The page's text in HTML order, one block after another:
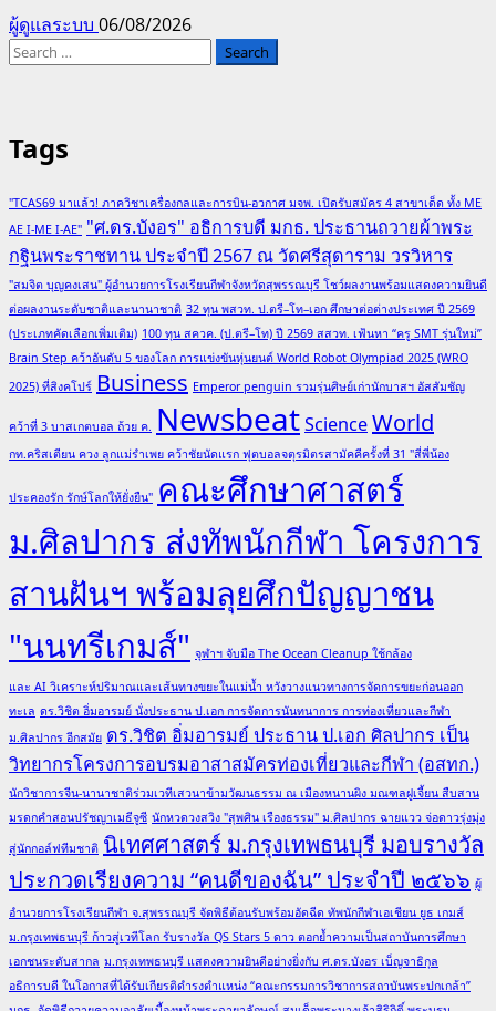
ผู้ดูแลระบบ 06/08/2026
Search
Tags
"TCAS69 มาแล้ว! ภาควิชาเครื่องกลและการบิน-อวกาศ มจพ. เปิดรับสมัคร 4 สาขาเด็ด ทั้ง ME
AE I-ME I-AE" "ศ.ดร.บังอร" อธิการบดี มกธ. ประธานถวายผ้าพระ
กฐินพระราชทาน ประจำปี 2567 ณ วัดศรีสุดาราม วรวิหาร
"สมจิต บุญคงเสน" ผู้อำนวยการโรงเรียนกีฬาจังหวัดสุพรรณบุรี โชว์ผลงานพร้อมแสดงความยินดี
ต่อผลงานระดับชาติและนานาชาติ 32 ทุน พสวท. ป.ตรี–โท–เอก ศึกษาต่อต่างประเทศ ปี 2569
(ประเภทคัดเลือกเพิ่มเติม) 100 ทุน สควค. (ป.ตรี–โท) ปี 2569 สสวท. เฟ้นหา “ครู SMT รุ่นใหม่”
Brain Step คว้าอันดับ 5 ของโลก การแข่งขันหุ่นยนต์ World Robot Olympiad 2025 (WRO
2025) ที่สิงคโปร์ Business Emperor penguin รวมรุ่นศิษย์เก่านักบาสฯ อัสสัมชัญ
คว้าที่ 3 บาสเกตบอล ถ้วย ค. NewsbeatScienceWorld
กท.คริสเตียน ควง ลูกแม่รำเพย คว้าชัยนัดแรก ฟุตบอลจตุรมิตรสามัคคีครั้งที่ 31 "สี่พี่น้อง
ประคองรัก รักษ์โลกให้ยั่งยืน" คณะศึกษาศาสตร์
ม.ศิลปากร ส่งทัพนักกีฬา โครงการ
สานฝันฯ พร้อมลุยศึกปัญญาชน
"นนทรีเกมส์" จุฬาฯ จับมือ The Ocean Cleanup ใช้กล้อง
และ AI วิเคราะห์ปริมาณและเส้นทางขยะในแม่น้ำ หวังวางแนวทางการจัดการขยะก่อนออก
ทะเล ดร.วิชิต อิ่มอารมย์ นั่งประธาน ป.เอก การจัดการนันทนาการ การท่องเที่ยวและกีฬา
ม.ศิลปากร อีกสมัย ดร.วิชิต อิ่มอารมย์ ประธาน ป.เอก ศิลปากร เป็น
วิทยากรโครงการอบรมอาสาสมัครท่องเที่ยวและกีฬา (อสทก.)
นักวิชาการจีน-นานาชาติร่วมเวทีเสวนาข้ามวัฒนธรรม ณ เมืองหนานผิง มณฑลฝูเจี้ยน สืบสาน
มรดกคำสอนปรัชญาเมธีจูซี นักหวดวงสวิง "สุพศิน เรืองธรรม" ม.ศิลปากร ฉายแวว จ่อดาวรุ่งมุ่ง
สู่นักกอล์ฟทีมชาติ นิเทศศาสตร์ ม.กรุงเทพธนบุรี มอบรางวัล
ประกวดเรียงความ “คนดีของฉัน” ประจำปี ๒๕๖๖ ผู้
อำนวยการโรงเรียนกีฬา จ.สุพรรณบุรี จัดพิธีต้อนรับพร้อมอัดฉีด ทัพนักกีฬาเอเชียน ยูธ เกมส์
ม.กรุงเทพธนบุรี ก้าวสู่เวทีโลก รับรางวัล QS Stars 5 ดาว ตอกย้ำความเป็นสถาบันการศึกษา
เอกชนระดับสากล ม.กรุงเทพธนบุรี แสดงความยินดีอย่างยิ่งกับ ศ.ดร.บังอร เบ็ญจาธิกุล
อธิการบดี ในโอกาสที่ได้รับเกียรติดำรงตำแหน่ง “คณะกรรมการวิชาการสถาบันพระปกเกล้า”